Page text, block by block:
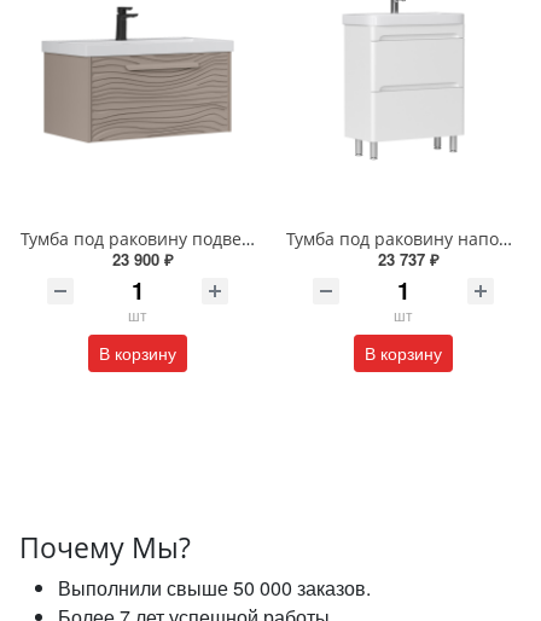
Тумба под раковину подвесная EQUIL Глеам 80.1Я/Gleam 80.1Y амарок/дуб вотан tpGLEAM80.1Y-25
23 900 ₽
шт
В корзину
Тумба под раковину напольная EQUIL Найс 60 см tnNICE60.2Y-05 белая
23 737 ₽
шт
В корзину
Почему Мы?
Выполнили свыше 50 000 заказов.